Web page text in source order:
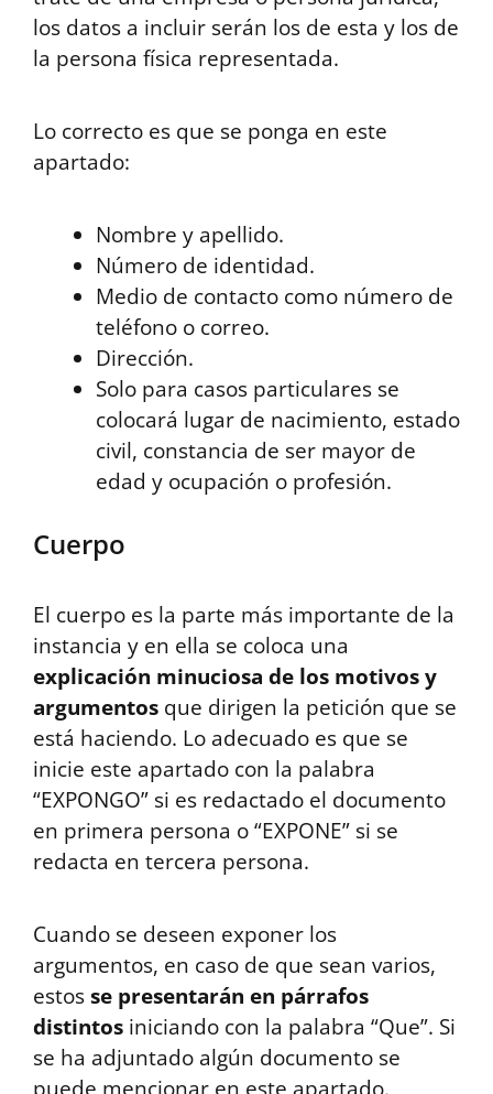
los datos a incluir serán los de esta y los de
la persona física representada.
Lo correcto es que se ponga en este
apartado:
Nombre y apellido.
Número de identidad.
Medio de contacto como número de
teléfono o correo.
Dirección.
Solo para casos particulares se
colocará lugar de nacimiento, estado
civil, constancia de ser mayor de
edad y ocupación o profesión.
Cuerpo
El cuerpo es la parte más importante de la
instancia y en ella se coloca una
explicación minuciosa de los motivos y
argumentos que dirigen la petición que se
está haciendo. Lo adecuado es que se
inicie este apartado con la palabra
“EXPONGO” si es redactado el documento
en primera persona o “EXPONE” si se
redacta en tercera persona.
Cuando se deseen exponer los
argumentos, en caso de que sean varios,
estosse presentarán en párrafos
distintos iniciando con la palabra “Que”. Si
se ha adjuntado algún documento se
puede mencionar en este apartado.